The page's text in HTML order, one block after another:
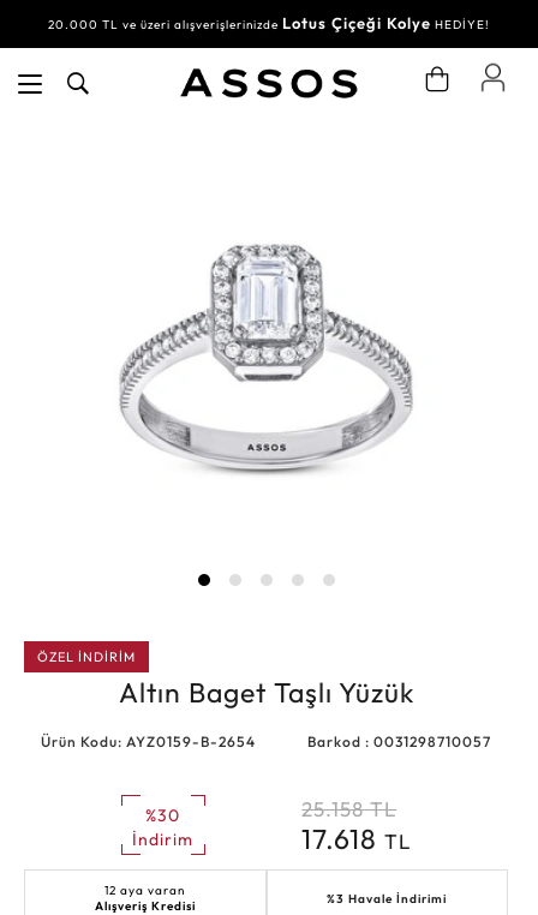
20.000 TL ve üzeri alışverişlerinizde Lotus Çiçeği Kolye HEDİYE!
ÖZEL İNDİRİM
Altın Baget Taşlı Yüzük
Ürün Kodu: AYZ0159-B-2654 Barkod : 0031298710057
%30
İndirim
25.158 TL
17.618TL
12 aya varan
Alışveriş Kredisi
%3 Havale İndirimi